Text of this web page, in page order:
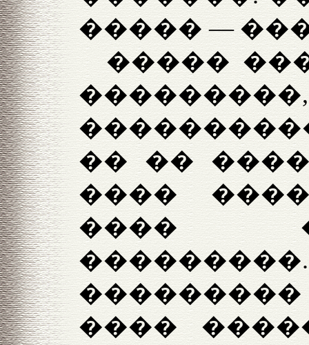
����� —
�����
�� ��
����
����
����